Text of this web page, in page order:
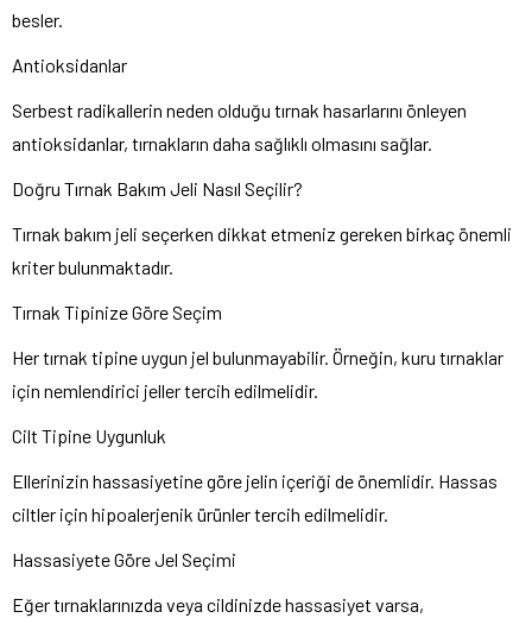
besler.
Antioksidanlar
Serbest radikallerin neden olduğu tırnak hasarlarını önleyen
antioksidanlar, tırnakların daha sağlıklı olmasını sağlar.
Doğru Tırnak Bakım Jeli Nasıl Seçilir?
Tırnak bakım jeli seçerken dikkat etmeniz gereken birkaç önemli
kriter bulunmaktadır.
Tırnak Tipinize Göre Seçim
Her tırnak tipine uygun jel bulunmayabilir. Örneğin, kuru tırnaklar
için nemlendirici jeller tercih edilmelidir.
Cilt Tipine Uygunluk
Ellerinizin hassasiyetine göre jelin içeriği de önemlidir. Hassas
ciltler için hipoalerjenik ürünler tercih edilmelidir.
Hassasiyete Göre Jel Seçimi
Eğer tırnaklarınızda veya cildinizde hassasiyet varsa,